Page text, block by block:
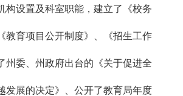
构设置及科室职能，建立了《校务
教育项目公开制度》、《招生工作
州委、州政府出台的《关于促进全
发展的决定》、公开了教育局年度